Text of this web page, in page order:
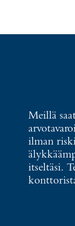
Meillä
ilman
itseltäsi.